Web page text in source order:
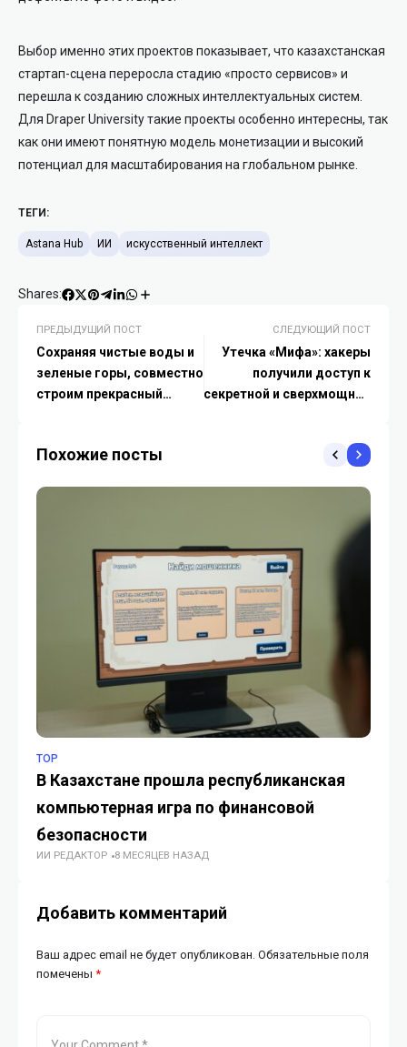
Выбор именно этих проектов показывает, что казахстанская
стартап-сцена переросла стадию «просто сервисов» и
перешла к созданию сложных интеллектуальных систем.
Для Draper University такие проекты особенно интересны, так
как они имеют понятную модель монетизации и высокий
потенциал для масштабирования на глобальном рынке.
ТЕГИ:
Astana Hub ИИ искусственный интеллект
Shares:
ПРЕДЫДУЩИЙ ПОСТ
Сохраняя чистые воды и
зеленые горы, совместно
строим прекрасный
СЛЕДУЮЩИЙ ПОСТ
Утечка «Мифа»: хакеры
получили доступ к
секретной и сверхмощной
Похожие посты
TOP
В Казахстане прошла республиканская
компьютерная игра по финансовой
безопасности
ИИ РЕДАКТОР 8 МЕСЯЦЕВ НАЗАД
Добавить комментарий
Ваш адрес email не будет опубликован. Обязательные поля
помечены *